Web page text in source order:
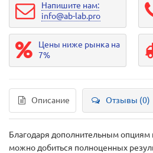
Напишите нам:
info@ab-lab.pro
Цены ниже рынка на
7%
Описание Отзывы (0)
Благодаря дополнительным опциям
можно добиться полноценных